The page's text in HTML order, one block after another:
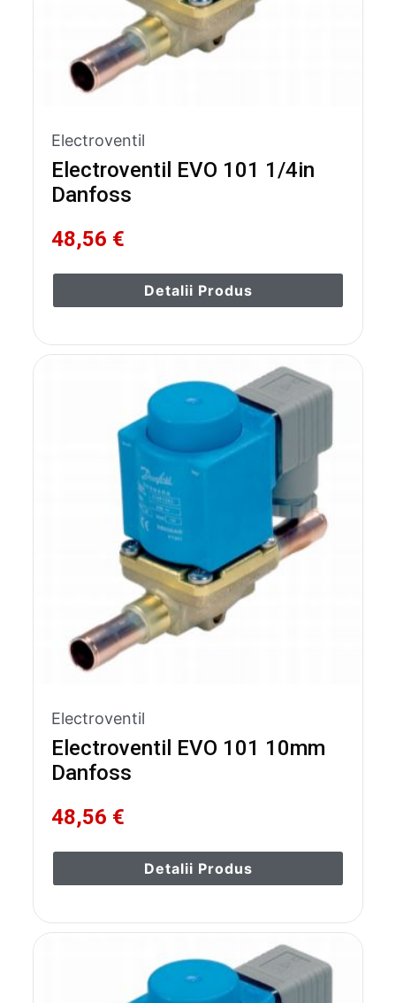
Electroventil
Electroventil EVO 101 1/4in
Danfoss
48,56 €
Detalii Produs
Electroventil
Electroventil EVO 101 10mm
Danfoss
48,56 €
Detalii Produs